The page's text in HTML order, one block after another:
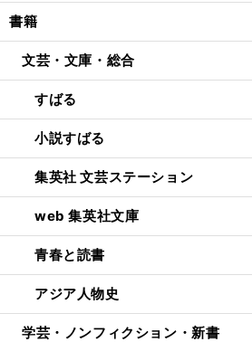
書籍
文芸・文庫・総合
すばる
小説すばる
集英社 文芸ステーション
web 集英社文庫
青春と読書
アジア人物史
学芸・ノンフィクション・新書